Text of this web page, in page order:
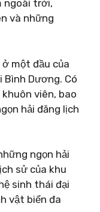
ngoài trời,
và những
một đầu của
Bình Dương. Có
viên, bao
hải đăng lịch
ngọn hải
sử của khu
sinh thái đại
vật biển đa